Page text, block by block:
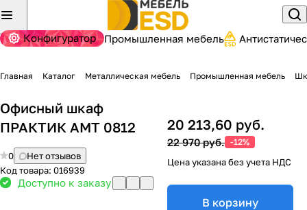
Конфигуратор Промышленная мебель
Главная Каталог Металлическая мебель Промышленная мебель
Офисный шкаф
ПРАКТИК AMT 0812
0
Нет отзывов
Код товара: 016939
Доступно к заказу
20 213,60 руб.
22 970 руб. -12%
Цена указана без учета НДС
В корзину